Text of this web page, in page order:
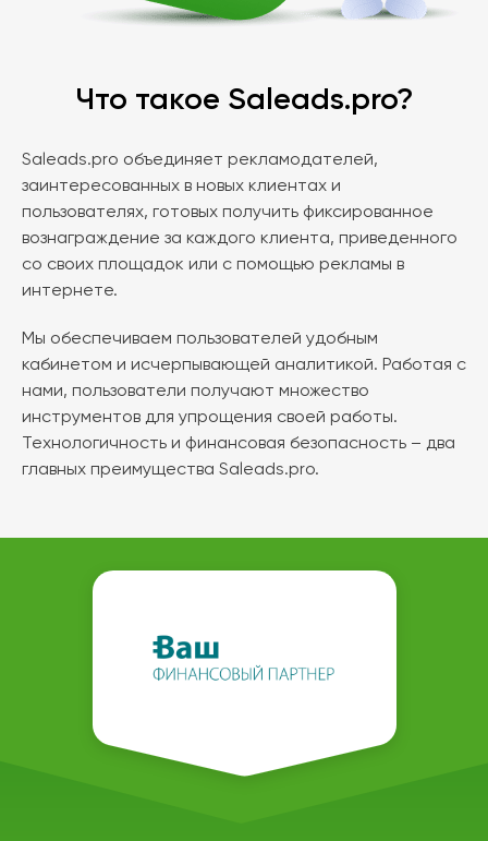
Что такое Saleads.pro?
Saleads.pro объединяет рекламодателей,
заинтересованных в новых клиентах и
пользователях, готовых получить фиксированное
вознаграждение за каждого клиента, приведенного
со своих площадок или с помощью рекламы в
интернете.
Мы обеспечиваем пользователей удобным
кабинетом и исчерпывающей аналитикой. Работая с
нами, пользователи получают множество
инструментов для упрощения своей работы.
Технологичность и финансовая безопасность – два
главных преимущества Saleads.pro.